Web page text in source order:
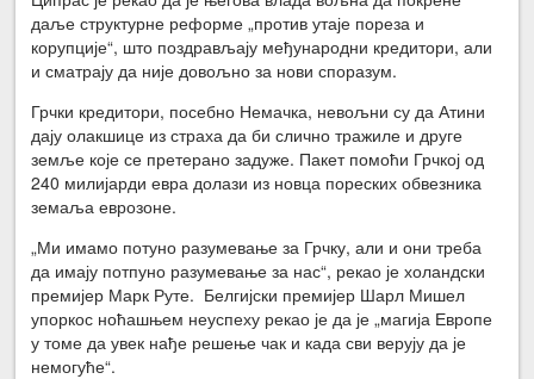
даље структурне реформе „против утаје пореза и
корупције“, што поздрављају међународни кредитори, али
и сматрају да није довољно за нови споразум.
Грчки кредитори, посебно Немачка, невољни су да Атини
дају олакшице из страха да би слично тражиле и друге
земље које се претерано задуже. Пакет помоћи Грчкој од
240 милијарди евра долази из новца пореских обвезника
земаља еврозоне.
„Ми имамо потуно разумевање за Грчку, али и они треба
да имају потпуно разумевање за нас“, рекао је холандски
премијер Марк Руте. Белгијски премијер Шарл Мишел
упоркос ноћашњем неуспеху рекао је да је „магија Европе
у томе да увек нађе решење чак и када сви верују да је
немогуће“.